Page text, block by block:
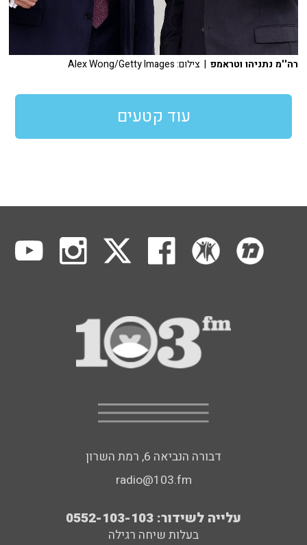
רה''מ נתניהו וטראמפ | צילום: Alex Wong/Getty Images
עוד קטעים
דבורה הנביאה 6, רמת השרון
radio@103.fm
עלייה לשידור: 0552-103-103
בעלות שיחה רגילה